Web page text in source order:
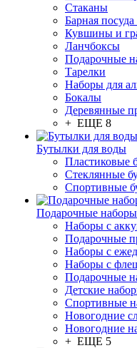
Стаканы
Барная
Кувшины и
Ланчбоксы
Подарочные
Тарелки
Наборы для
Бокалы
Деревянные
+ ЕЩЕ 8
Бутылки для воды
Пластиковые
Стеклянные
Спортивные
Подарочные наборы
Наборы с
Подарочные
Наборы с
Наборы с
Подарочные
Детские
Спортивные
Новогодние
Новогодние
+ ЕЩЕ 5